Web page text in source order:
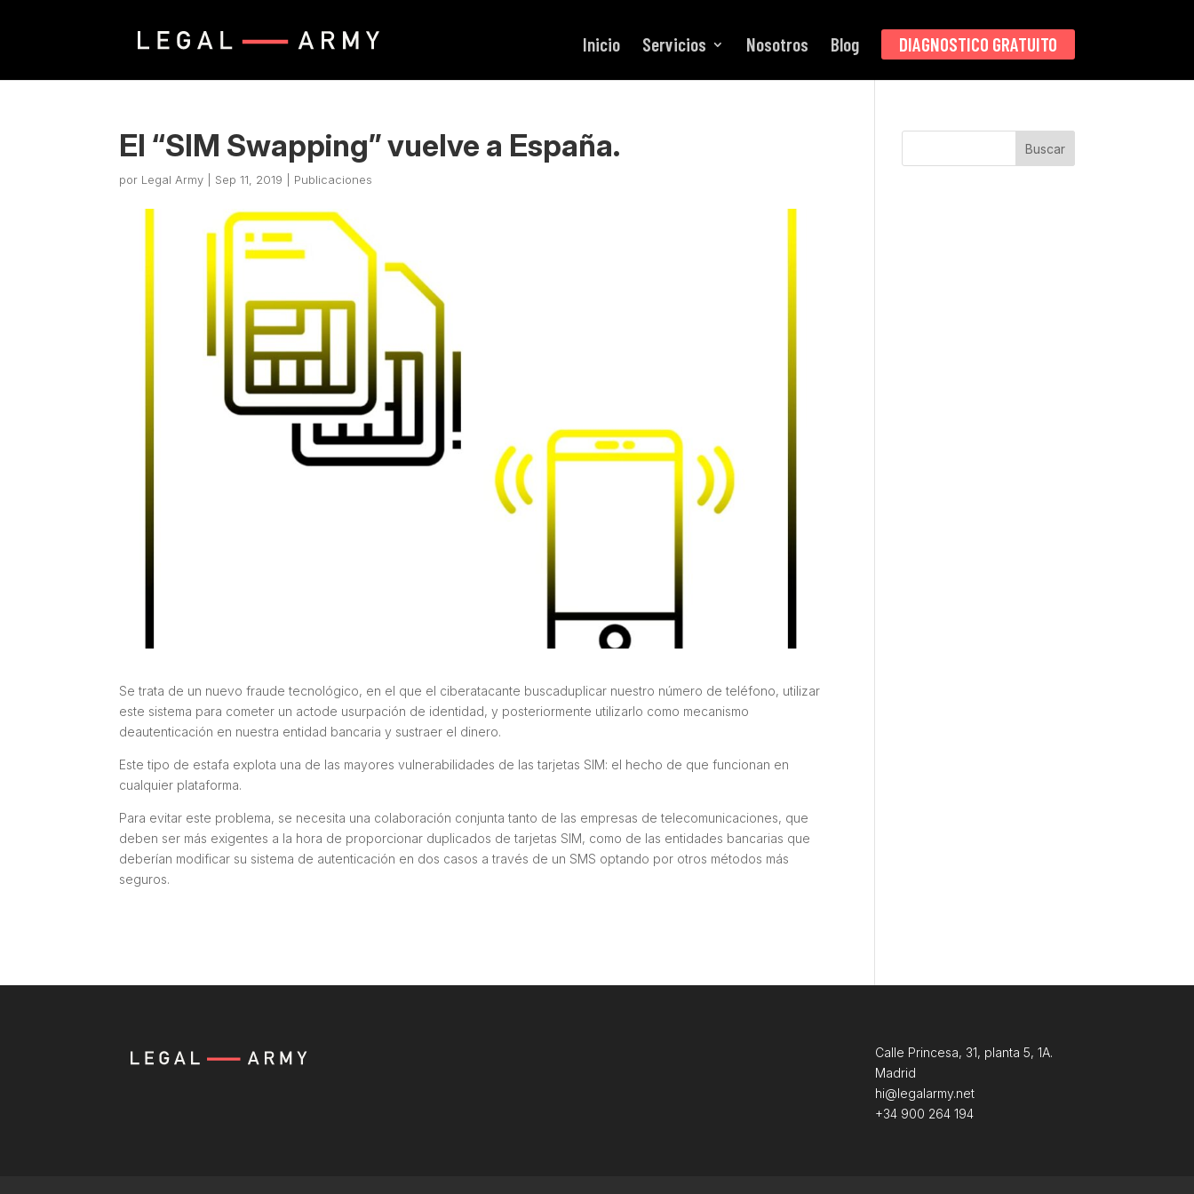
Inicio Servicios Nosotros Blog DIAGNOSTICO GRATUITO
El “SIM Swapping” vuelve a España.
por Legal Army Sep 11, 2019 Publicaciones
Se trata de un nuevo fraude tecnológico, en el que el ciberatacante buscaduplicar nuestro número de teléfono, utilizar
este sistema para cometer un actode usurpación de identidad, y posteriormente utilizarlo como mecanismo
deautenticación en nuestra entidad bancaria y sustraer el dinero.
Este tipo de estafa explota una de las mayores vulnerabilidades de las tarjetas SIM: el hecho de que funcionan en
cualquier plataforma.
Para evitar este problema, se necesita una colaboración conjunta tanto de las empresas de telecomunicaciones, que
deben ser más exigentes a la hora de proporcionar duplicados de tarjetas SIM, como de las entidades bancarias que
deberían modificar su sistema de autenticación en dos casos a través de un SMS optando por otros métodos más
seguros.
Buscar
Calle Princesa, 31, planta 5, 1A.
Madrid
hi@legalarmy.net
+34 900 264 194